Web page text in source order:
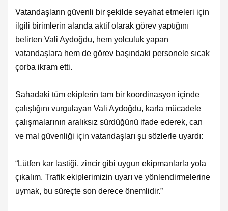
Vatandaşların güvenli bir şekilde seyahat etmeleri için
ilgili birimlerin alanda aktif olarak görev yaptığını
belirten Vali Aydoğdu, hem yolculuk yapan
vatandaşlara hem de görev başındaki personele sıcak
çorba ikram etti.
Sahadaki tüm ekiplerin tam bir koordinasyon içinde
çalıştığını vurgulayan Vali Aydoğdu, karla mücadele
çalışmalarının aralıksız sürdüğünü ifade ederek, can
ve mal güvenliği için vatandaşları şu sözlerle uyardı:
“Lütfen kar lastiği, zincir gibi uygun ekipmanlarla yola
çıkalım. Trafik ekiplerimizin uyarı ve yönlendirmelerine
uymak, bu süreçte son derece önemlidir.”